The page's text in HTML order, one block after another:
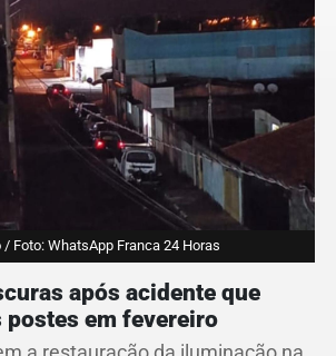
Foto: WhatsApp Franca 24 Horas
após acidente que
em fevereiro